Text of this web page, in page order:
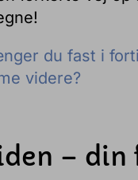
du fast i
videre?
– din